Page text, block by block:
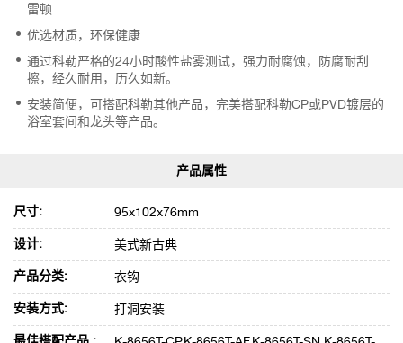
雷顿
优选材质，环保健康
通过科勒严格的24小时酸性盐雾测试，强力耐腐蚀，防腐耐刮
擦，经久耐用，历久如新。
安装简便，可搭配科勒其他产品，完美搭配科勒CP或PVD镀层的
浴室套间和龙头等产品。
尺寸: 95x102x76mm
设计: 美式新古典
产品分类: 衣钩
安装方式: 打洞安装